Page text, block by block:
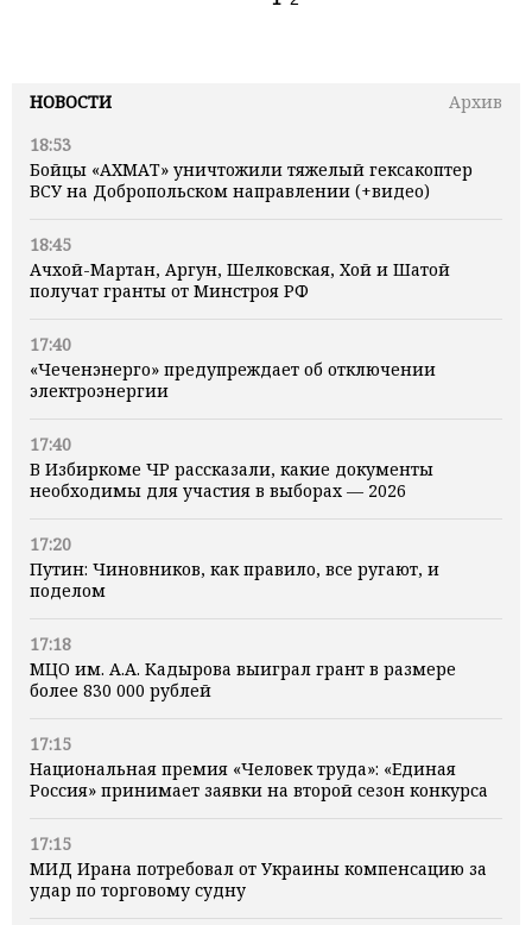
НОВОСТИ
Архив
18:53
Бойцы «АХМАТ» уничтожили тяжелый гексакоптер
ВСУ на Добропольском направлении (+видео)
18:45
Ачхой-Мартан, Аргун, Шелковская, Хой и Шатой
получат гранты от Минстроя РФ
17:40
«Чеченэнерго» предупреждает об отключении
электроэнергии
17:40
В Избиркоме ЧР рассказали, какие документы
необходимы для участия в выборах — 2026
17:20
Путин: Чиновников, как правило, все ругают, и
поделом
17:18
МЦО им. А.А. Кадырова выиграл грант в размере
более 830 000 рублей
17:15
Национальная премия «Человек труда»: «Единая
Россия» принимает заявки на второй сезон конкурса
17:15
МИД Ирана потребовал от Украины компенсацию за
удар по торговому судну